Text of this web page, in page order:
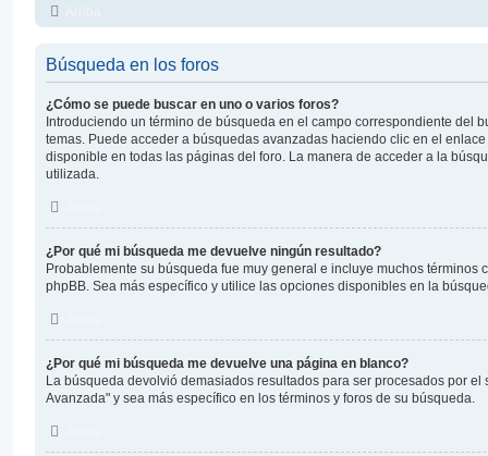
Búsqueda en los foros
¿Cómo se puede buscar en uno o varios foros?
Introduciendo un término de búsqueda en el campo correspondiente del
temas. Puede acceder a búsquedas avanzadas haciendo clic en el
disponible en todas las páginas del foro. La manera de acceder a la
utilizada.
¿Por qué mi búsqueda me devuelve ningún resultado?
Probablemente su búsqueda fue muy general e incluye muchos términos
phpBB. Sea más específico y utilice las opciones disponibles en la
¿Por qué mi búsqueda me devuelve una página en blanco?
La búsqueda devolvió demasiados resultados para ser procesados por el
Avanzada" y sea más específico en los términos y foros de su búsqueda.